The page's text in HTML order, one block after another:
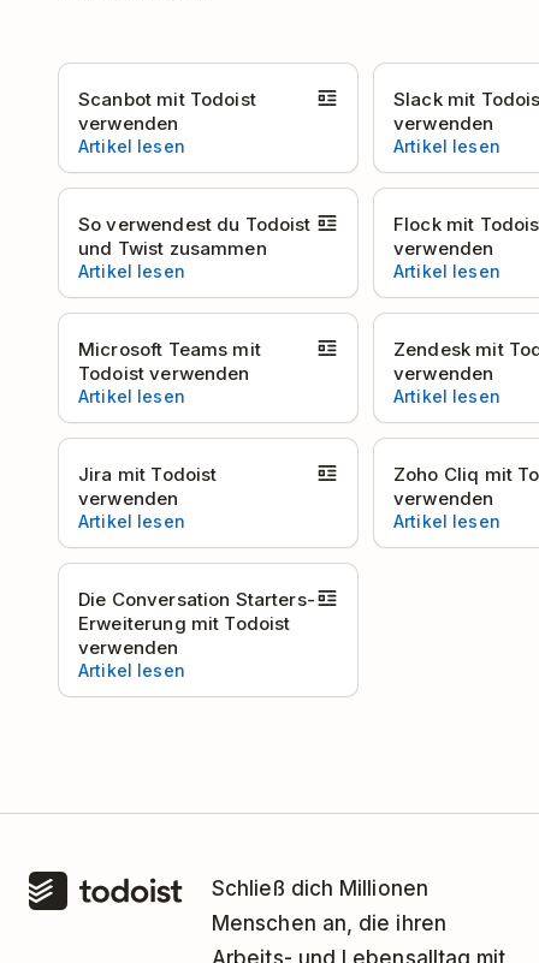
Scanbot mit Todoist
verwenden
Artikel lesen
Slack mit
verwenden
Artikel lesen
So verwendest du Todoist
und Twist zusammen
Artikel lesen
Flock mit
verwenden
Artikel lesen
Microsoft Teams mit
Todoist verwenden
Artikel lesen
Zendesk mit
verwenden
Artikel lesen
Jira mit Todoist
verwenden
Artikel lesen
Zoho Cliq mit
verwenden
Artikel lesen
Die Conversation Starters-
Erweiterung mit Todoist
verwenden
Artikel lesen
Schließ dich Millionen
Menschen an, die ihren
Arbeits- und Lebensalltag mit